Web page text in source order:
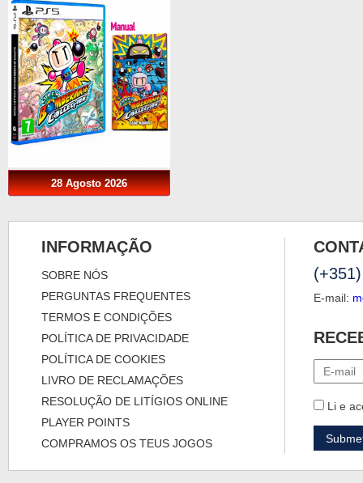
28 Agosto 2026
INFORMAÇÃO
SOBRE NÓS
PERGUNTAS FREQUENTES
TERMOS E CONDIÇÕES
POLÍTICA DE PRIVACIDADE
POLÍTICA DE COOKIES
LIVRO DE RECLAMAÇÕES
RESOLUÇÃO DE LITÍGIOS ONLINE
PLAYER POINTS
COMPRAMOS OS TEUS JOGOS
E-mail:
Li e